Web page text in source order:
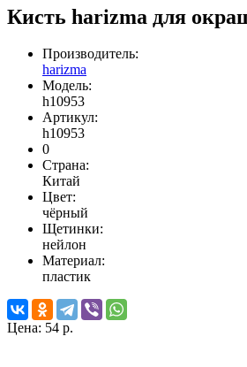
Кисть harizma для
Производитель:
harizma
Модель:
h10953
Артикул:
h10953
0
Страна:
Китай
Цвет:
чёрный
Щетинки:
нейлон
Материал:
пластик
Цена: 54 р.